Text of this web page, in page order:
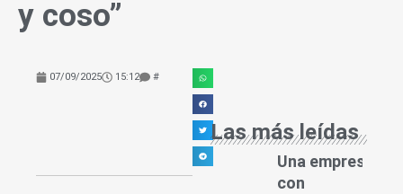
y coso”
07/09/2025 15:12 #
Las más leídas
Una empresa
con